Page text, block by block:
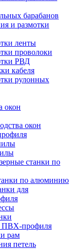
барабанов
и размотки
ленты
проволоки
РВД
кабеля
рулонных
окон
окон
станки по
по алюминию
для
ПВХ-профиля
рам
петель